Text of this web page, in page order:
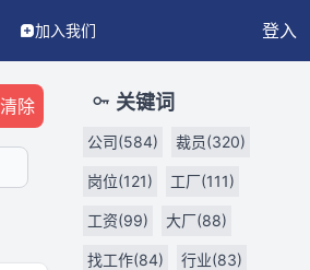
加入我们
登入
清除 关键词
公司(584) 裁员(320)
岗位(121) 工厂(111)
工资(99) 大厂(88)
找工作(84) 行业(83)